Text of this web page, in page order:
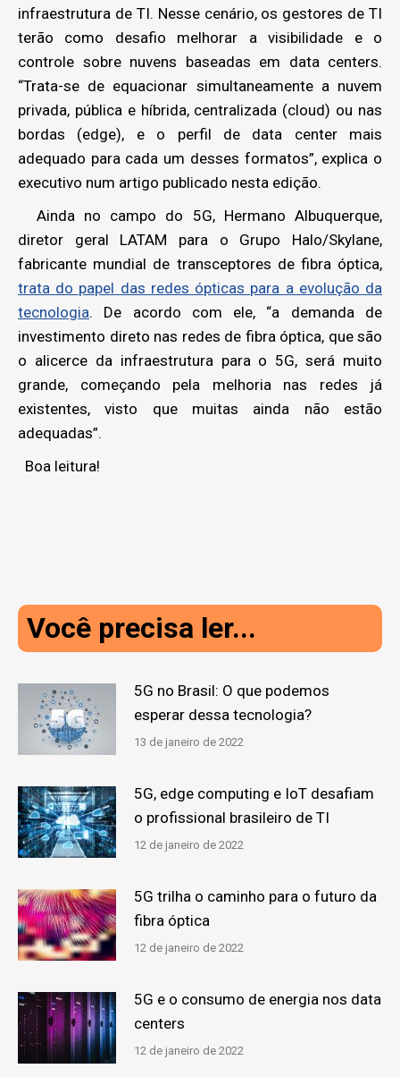
infraestrutura de TI. Nesse cenário, os gestores de TI
terão como desafio melhorar a visibilidade e o
controle sobre nuvens baseadas em data centers.
“Trata-se de equacionar simultaneamente a nuvem
privada, pública e híbrida, centralizada (cloud) ou nas
bordas (edge), e o perfil de data center mais
adequado para cada um desses formatos”, explica o
executivo num artigo publicado nesta edição.
Ainda no campo do 5G, Hermano Albuquerque,
diretor geral LATAM para o Grupo Halo/Skylane,
fabricante mundial de transceptores de fibra óptica,
trata do papel das redes ópticas para a evolução da
tecnologia. De acordo com ele, “a demanda de
investimento direto nas redes de fibra óptica, que são
o alicerce da infraestrutura para o 5G, será muito
grande, começando pela melhoria nas redes já
existentes, visto que muitas ainda não estão
adequadas”.
Boa leitura!
Você precisa ler...
5G no Brasil: O que podemos
esperar dessa tecnologia?
13 de janeiro de 2022
5G, edge computing e IoT desafiam
o profissional brasileiro de TI
12 de janeiro de 2022
5G trilha o caminho para o futuro da
fibra óptica
12 de janeiro de 2022
5G e o consumo de energia nos data
centers
12 de janeiro de 2022